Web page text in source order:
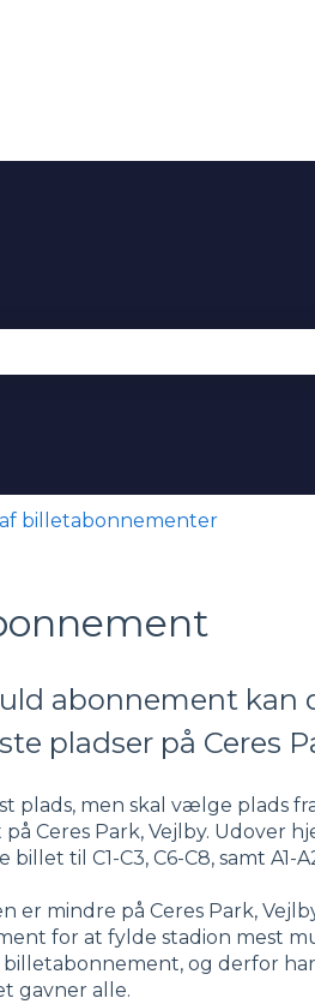
billetabonnementer
abonnement
pladser på Ceres
plads, men skal vælge plads
på Ceres Park, Vejlby. Udover
billet til C1-C3, C6-C8, samt
er mindre på Ceres Park,
for at fylde stadion mest
billetabonnement, og derfor
gavner alle.